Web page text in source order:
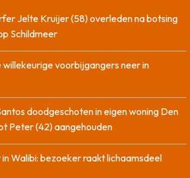
Jelte Kruijer (58) overleden na botsing
Schildmeer
voorbijgangers neer in
doodgeschoten in eigen woning Den
Peter (42) aangehouden
Walibi: bezoeker raakt lichaamsdeel